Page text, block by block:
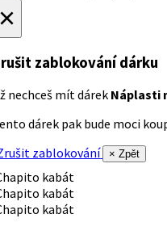
zablokování dárku
nechceš mít dárek Náplasti
dárek pak bude moci
zablokování
× Zpět